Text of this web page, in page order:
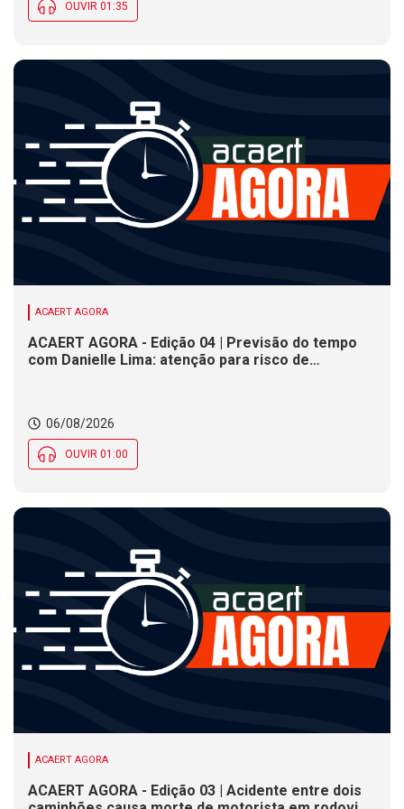
OUVIR 01:35
ACAERT AGORA
ACAERT AGORA - Edição 04 | Previsão do tempo
com Danielle Lima: atenção para risco de
06/08/2026
OUVIR 01:00
ACAERT AGORA
ACAERT AGORA - Edição 03 | Acidente entre dois